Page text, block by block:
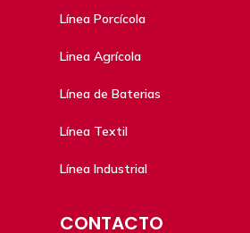
Línea Porcícola
Linea Agrícola
Línea de Baterias
Línea Textil
Línea Industrial
CONTACTO